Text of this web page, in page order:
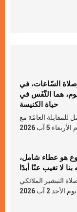
وصلاة السّاعات، في
هما النَّفَس في
حياة الكنيسة
للمقابلة العامّة مع
5 آب 2026
هو عطاء شامل،
لا تغيب عنّا أبدًا
التبشير الملائكي
يوم الأحد 2 آب 2026